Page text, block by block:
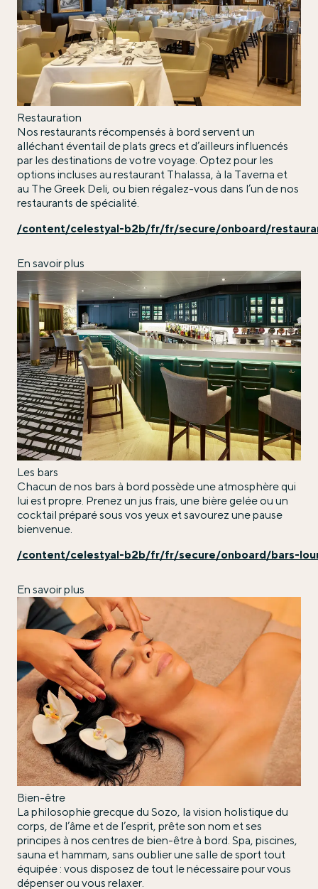
Restauration
Nos restaurants récompensés à bord servent un
alléchant éventail de plats grecs et d’ailleurs influencés
par les destinations de votre voyage. Optez pour les
options incluses au restaurant Thalassa, à la Taverna et
au The Greek Deli, ou bien régalez-vous dans l’un de nos
restaurants de spécialité.
/content/celestyal-b2b/fr/fr/secure/onboard/
En savoir plus
Les bars
Chacun de nos bars à bord possède une atmosphère qui
lui est propre. Prenez un jus frais, une bière gelée ou un
cocktail préparé sous vos yeux et savourez une pause
bienvenue.
/content/celestyal-b2b/fr/fr/secure/onboard/bars-
En savoir plus
Bien-être
La philosophie grecque du Sozo, la vision holistique du
corps, de l’âme et de l’esprit, prête son nom et ses
principes à nos centres de bien-être à bord. Spa, piscines,
sauna et hammam, sans oublier une salle de sport tout
équipée : vous disposez de tout le nécessaire pour vous
dépenser ou vous relaxer.